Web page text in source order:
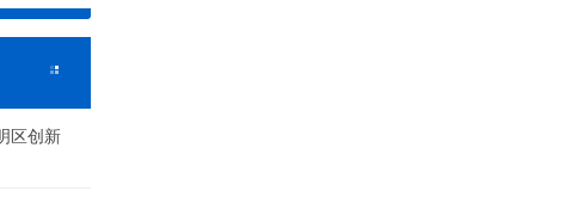
区创新